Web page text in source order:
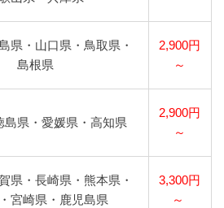
県・山口県・鳥取県・
島根県
2,900円
～
島県・愛媛県・高知県
2,900円
～
県・長崎県・熊本県・
宮崎県・鹿児島県
3,300円
～